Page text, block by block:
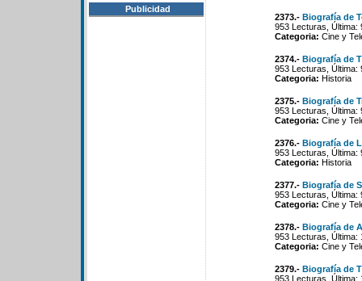
Publicidad
2373.- Biografía de
953 Lecturas, Última:
Categoria: Cine y
2374.- Biografía de
953 Lecturas, Última:
Categoria: Historia
2375.- Biografía de
953 Lecturas, Última:
Categoria: Cine y
2376.- Biografía de
953 Lecturas, Última:
Categoria: Historia
2377.- Biografía de
953 Lecturas, Última:
Categoria: Cine y
2378.- Biografía de
953 Lecturas, Última:
Categoria: Cine y
2379.- Biografía de
953 Lecturas, Última: